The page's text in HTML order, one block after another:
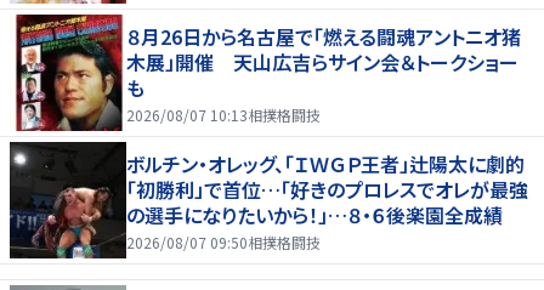
８月26日から名古屋で「燃える闘魂アントニオ猪
木展」開催 天山広吉らサイン会＆トークショー
も
2026/08/07 10:13相撲格闘技
ボルチン・オレッグ、「ＩＷＧＰ王者」辻陽太に劇的
「初勝利」で首位…「好きのプロレスでオレが最強
の選手になりたいから！」…８・６後楽園全成績
2026/08/07 09:50相撲格闘技